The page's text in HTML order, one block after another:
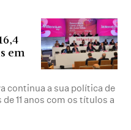
em
continua a sua política de
11 anos com os títulos a